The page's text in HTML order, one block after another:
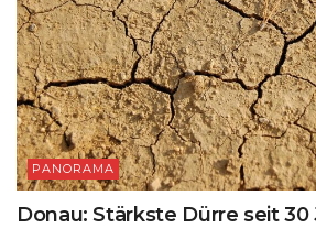
PANORAMA
Donau: Stärkste Dürre seit